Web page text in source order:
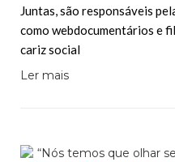
Juntas, são responsáveis
como webdocumentários e
cariz social
Ler mais